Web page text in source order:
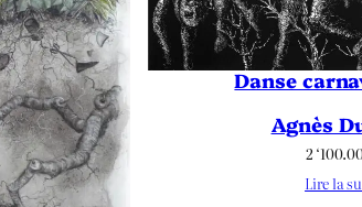
Danse
Agnès
2
Lire la